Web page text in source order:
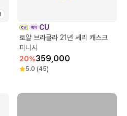
CU
로얄 브라클라 21년 셰리 캐스크
피니시
20%359,000
5.0 (45)